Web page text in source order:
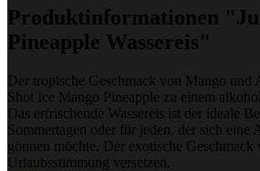
Produktinformationen
Pineapple Wassereis"
Der tropische Geschmack von Mango und
Shot Ice Mango Pineapple zu einem
Das erfrischende Wassereis ist der ideale
Sommertagen oder für jeden, der sich eine
gönnen möchte. Der exotische Geschmack
Urlaubsstimmung versetzen.